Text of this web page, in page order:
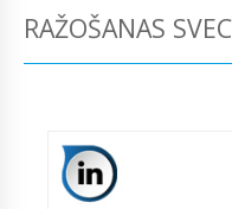
RAŽOŠANAS